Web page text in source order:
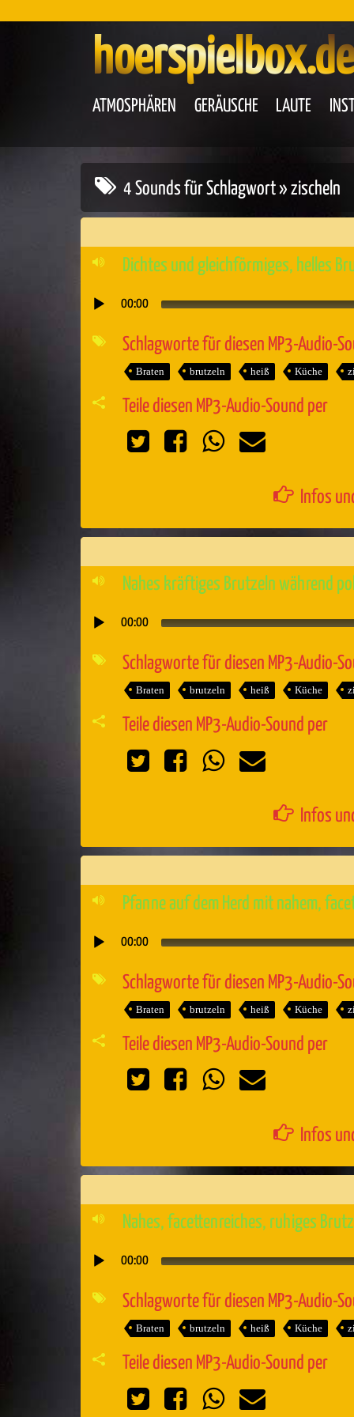
hoerspielbox.de
ATMOSPHÄREN GERÄUSCHE LAUTE
4 Sounds für Schlagwort » zischeln
Dichtes und gleichförmiges, helles
Audio-
Player
00:00
Schlagworte für diesen MP3-Audio-
Braten brutzeln heiß Küche
Teile diesen MP3-Audio-Sound per
Infos
Nahes kräftiges Brutzeln während
Audio-
Player
00:00
Schlagworte für diesen MP3-Audio-
Braten brutzeln heiß Küche
Teile diesen MP3-Audio-Sound per
Infos
Pfanne auf dem Herd mit nahem,
Audio-
Player
00:00
Schlagworte für diesen MP3-Audio-
Braten brutzeln heiß Küche
Teile diesen MP3-Audio-Sound per
Infos
Nahes, facettenreiches, ruhiges
Audio-
Player
00:00
Schlagworte für diesen MP3-Audio-
Braten brutzeln heiß Küche
Teile diesen MP3-Audio-Sound per